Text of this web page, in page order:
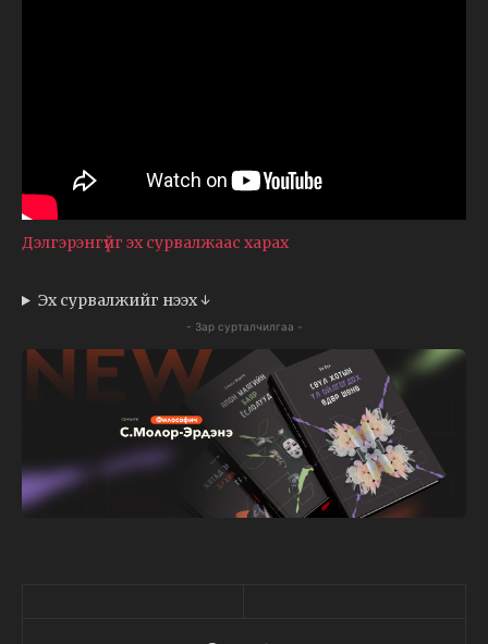
Дэлгэрэнгүйг эх сурвалжаас харах
Эх сурвалжийг нээх ↓
- Зар сурталчилгаа -